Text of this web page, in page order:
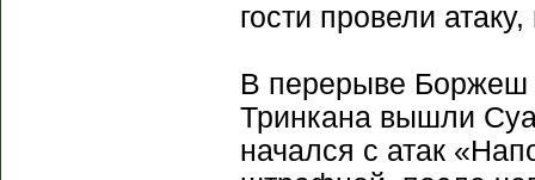
гости провели
В перерыве Боржеш
Тринкана вышли
начался с атак